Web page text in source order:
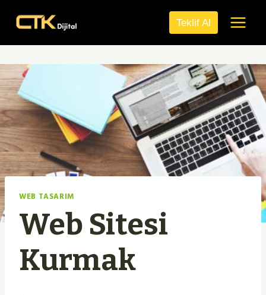
content
Teklif Al
WEB TASARIM
Web Sitesi
Kurmak